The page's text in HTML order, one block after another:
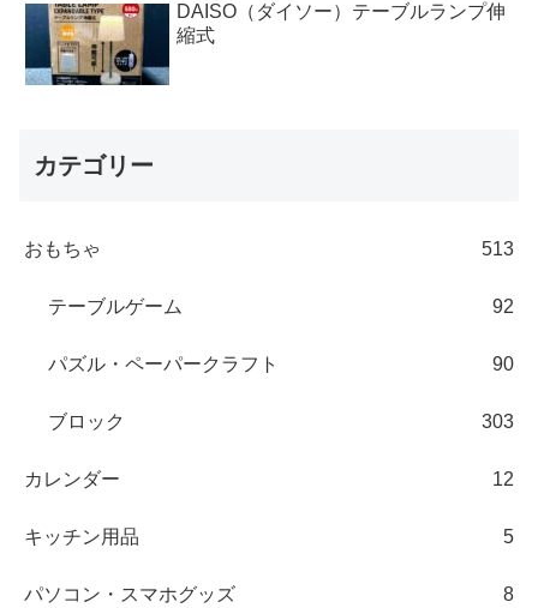
DAISO（ダイソー）テーブルランプ伸
縮式
カテゴリー
おもちゃ 513
テーブルゲーム 92
パズル・ペーパークラフト 90
ブロック 303
カレンダー 12
キッチン用品 5
パソコン・スマホグッズ 8